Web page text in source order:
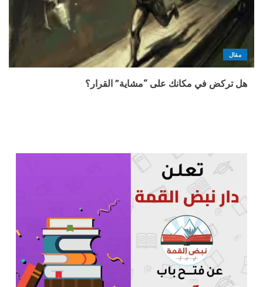
مقال
هل تركض في مكانك على “مشاية” القرار؟